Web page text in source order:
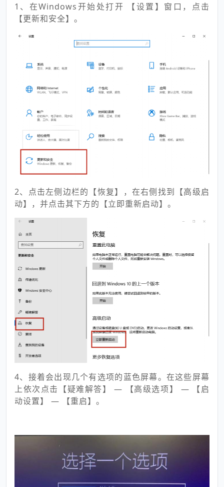
1、在Windows开始处打开 【设置】窗口，点击
【更新和安全】。
2、点击左侧边栏的【恢复】，在右侧找到【高级启
动】，并点击其下方的【立即重新启动】。
4、接着会出现几个有选项的蓝色屏幕。在这些屏幕
上依次点击【疑难解答】 — 【高级选项】 — 【启
动设置】 — 【重启】。